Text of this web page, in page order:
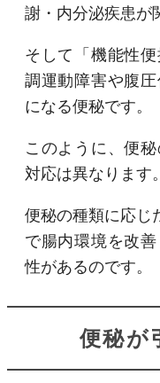
謝・内分泌疾患が
そして「機能性
調運動障害や腹
になる便秘です。
このように、便
対応は異なります。
便秘の種類に応じ
で腸内環境を改
性があるのです。
便秘が